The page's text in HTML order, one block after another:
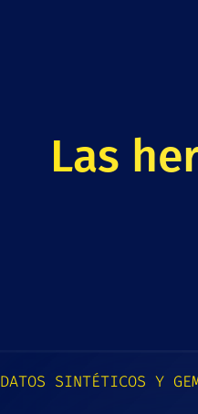
Las
DATOS SINTÉTICOS Y